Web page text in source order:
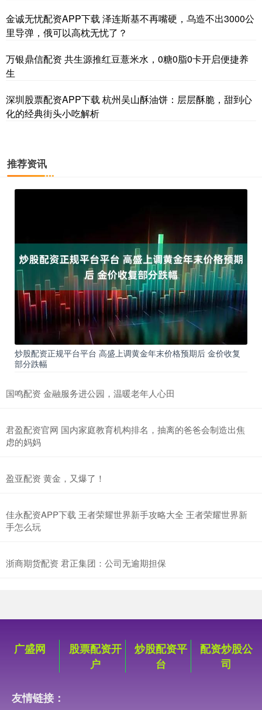
金诚无忧配资APP下载 泽连斯基不再嘴硬，乌造不出3000公
里导弹，俄可以高枕无忧了？
万银鼎信配资 共生源推红豆薏米水，0糖0脂0卡开启便捷养
生
深圳股票配资APP下载 杭州吴山酥油饼：层层酥脆，甜到心
化的经典街头小吃解析
推荐资讯
炒股配资正规平台平台 高盛上调黄金年末价格预期后 金价收复
部分跌幅
国鸣配资 金融服务进公园，温暖老年人心田
君盈配资官网 国内家庭教育机构排名，抽离的爸爸会制造出焦
虑的妈妈
盈亚配资 黄金，又爆了！
佳永配资APP下载 王者荣耀世界新手攻略大全 王者荣耀世界新
手怎么玩
浙商期货配资 君正集团：公司无逾期担保
广盛网
股票配资开
户
炒股配资平
台
配资炒股公
司
友情链接：